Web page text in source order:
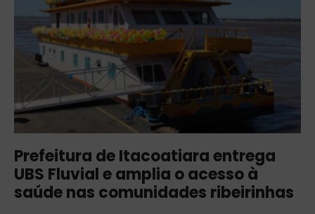
Prefeitura de Itacoatiara entrega
UBS Fluvial e amplia o acesso à
saúde nas comunidades ribeirinhas